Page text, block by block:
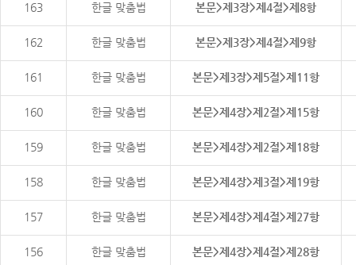
163 한글 맞춤법 본문>제3장>제4절>제8항
162 한글 맞춤법 본문>제3장>제4절>제9항
161 한글 맞춤법 본문>제3장>제5절>제11항
160 한글 맞춤법 본문>제4장>제2절>제15항
159 한글 맞춤법 본문>제4장>제2절>제18항
158 한글 맞춤법 본문>제4장>제3절>제19항
157 한글 맞춤법 본문>제4장>제4절>제27항
156 한글 맞춤법 본문>제4장>제4절>제28항